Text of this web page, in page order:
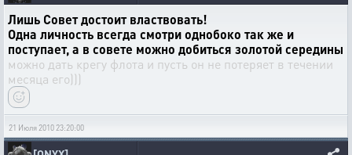
Лишь Совет достоит властвовать!
Одна личность всегда смотри однобоко так же и
поступает, а в совете можно добиться золотой середины
можно дать крегу флота и пусть он не потеряет в течении
месяца его)))
21 Июля 2010 23:20:00